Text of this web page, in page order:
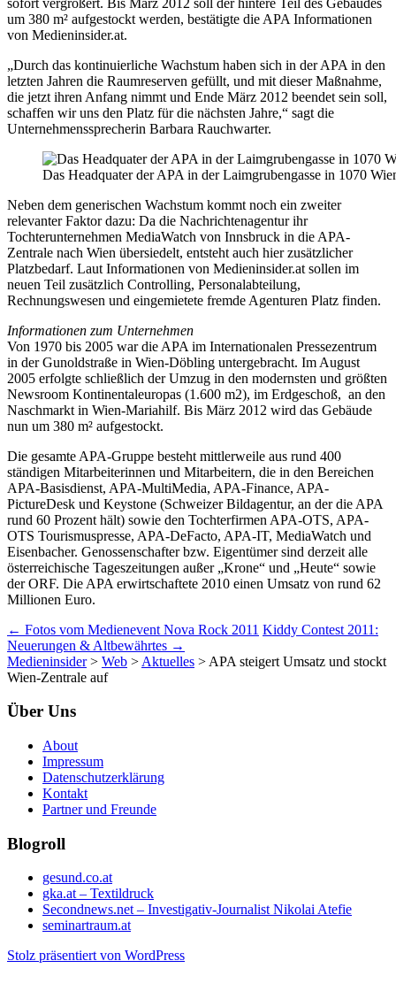
um 380 m² aufgestockt werden, bestätigte die APA Informationen
von Medieninsider.at.
„Durch das kontinuierliche Wachstum haben sich in der APA in den
letzten Jahren die Raumreserven gefüllt, und mit dieser Maßnahme,
die jetzt ihren Anfang nimmt und Ende März 2012 beendet sein soll,
schaffen wir uns den Platz für die nächsten Jahre,“ sagt die
Unternehmenssprecherin Barbara Rauchwarter.
Das Headquater der APA in der Laimgrubengasse in 1070
Neben dem generischen Wachstum kommt noch ein zweiter
relevanter Faktor dazu: Da die Nachrichtenagentur ihr
Tochterunternehmen MediaWatch von Innsbruck in die APA-
Zentrale nach Wien übersiedelt, entsteht auch hier zusätzlicher
Platzbedarf. Laut Informationen von Medieninsider.at sollen im
neuen Teil zusätzlich Controlling, Personalabteilung,
Rechnungswesen und eingemietete fremde Agenturen Platz finden.
Informationen zum Unternehmen
Von 1970 bis 2005 war die APA im Internationalen Pressezentrum
in der Gunoldstraße in Wien-Döbling untergebracht. Im August
2005 erfolgte schließlich der Umzug in den modernsten und größten
Newsroom Kontinentaleuropas (1.600 m2), im Erdgeschoß, an den
Naschmarkt in Wien-Mariahilf. Bis März 2012 wird das Gebäude
nun um 380 m² aufgestockt.
Die gesamte APA-Gruppe besteht mittlerweile aus rund 400
ständigen Mitarbeiterinnen und Mitarbeitern, die in den Bereichen
APA-Basisdienst, APA-MultiMedia, APA-Finance, APA-
PictureDesk und Keystone (Schweizer Bildagentur, an der die APA
rund 60 Prozent hält) sowie den Tochterfirmen APA-OTS, APA-
OTS Tourismuspresse, APA-DeFacto, APA-IT, MediaWatch und
Eisenbacher. Genossenschafter bzw. Eigentümer sind derzeit alle
österreichische Tageszeitungen außer „Krone“ und „Heute“ sowie
der ORF. Die APA erwirtschaftete 2010 einen Umsatz von rund 62
Millionen Euro.
Beitrags-
Navigation
← Fotos vom Medienevent Nova Rock 2011 Kiddy Contest 2011:
Neuerungen & Altbewährtes →
Medieninsider> Web > Aktuelles > APA steigert Umsatz und stockt
Wien-Zentrale auf
Über Uns
About
Impressum
Datenschutzerklärung
Kontakt
Partner und Freunde
Blogroll
gesund.co.at
gka.at – Textildruck
Secondnews.net – Investigativ-Journalist Nikolai Atefie
seminartraum.at
Stolz präsentiert von WordPress